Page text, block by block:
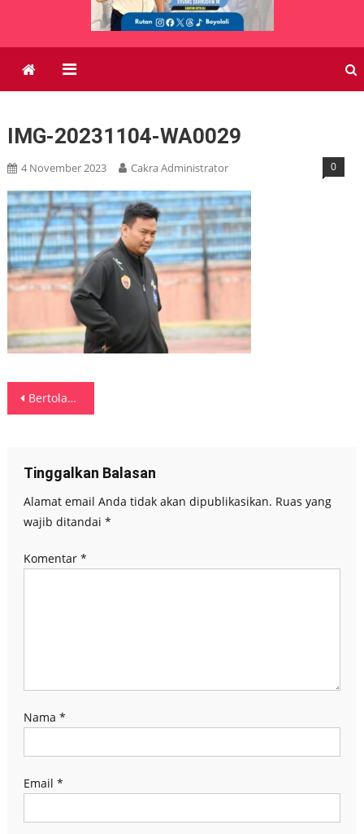
IMG-20231104-WA0029
4 November 2023 Cakra Administrator 0
Navigasi
Bertolak ke Singapura, Siswa SMA 11 Ambon dan 1 Putra MBD Perkuat Timnas Garuda Muda di Singapura
Tinggalkan Balasan
Alamat email Anda tidak akan dipublikasikan. Ruas yang
wajib ditandai *
Komentar *
Nama *
Email *